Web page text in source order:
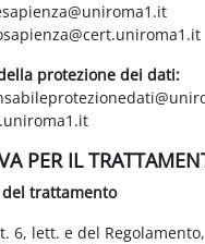
protezione dei dati:
PER IL
trattamento
6, lett. e del